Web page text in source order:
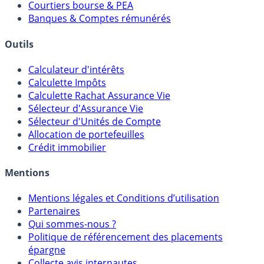
Courtiers bourse & PEA
Banques & Comptes rémunérés
Outils
Calculateur d'intérêts
Calculette Impôts
Calculette Rachat Assurance Vie
Sélecteur d'Assurance Vie
Sélecteur d'Unités de Compte
Allocation de portefeuilles
Crédit immobilier
Mentions
Mentions légales et Conditions d’utilisation
Partenaires
Qui sommes-nous ?
Politique de référencement des placements
épargne